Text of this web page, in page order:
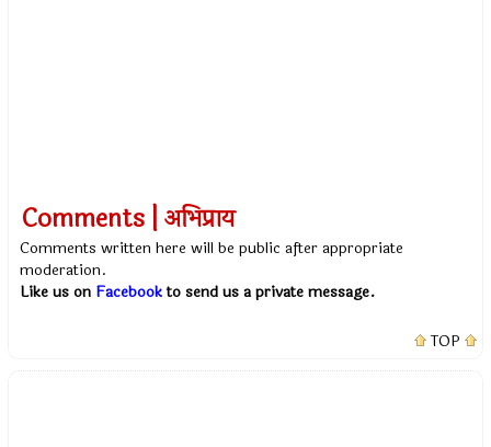
Comments | अभिप्राय
Comments written here will be public after appropriate
moderation.
Like us on Facebookto send us a private message.
TOP